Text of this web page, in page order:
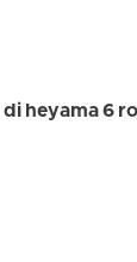
heyama 6